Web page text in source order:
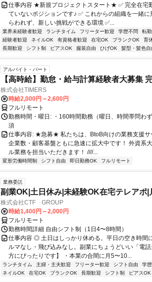
仕事内容 ★新規プロジェクトスタート★ ✅ 完全在宅
ていないポジションです♪ ✅ これからの組織を一緒に
らわれず、新しい挑戦ができる環境 ✅...
業界未経験者歓迎 ランチタイム フリーター歓迎 学歴不問 転勤
経験者歓迎
ネイルOK 有資格者歓迎 在宅OK ブランクOK 育
長期歓迎
シフト制 ピアスOK 服装自由 ひげOK 髪型・髪色自
アルバイト・パート
【高時給】勤怠・給与計算経験者大募集
株式会社TIMERS
時給2,000円～2,600円
フルリモート
勤務時間・曜日: ・160時間勤務（曜日、時間帯問わ
須
仕事内容: ★急募★ 私たちは、BtoB向けの業務支援サ
企業数・顧客基盤ともに急速に拡大中です！ 外資系
ル業務を担当いただきます！ ////...
変形労働時間制 シフト自由 即日勤務OK フルリモート
業務委託
副業OK|土日休み|未経験OK在宅テレアポ|
株式会社CTF GROUP
時給1,400円～2,000円
フルリモート
勤務時間詳細 自由シフト制（1日4〜8時間）
仕事内容 ◎ 土日はしっかり休める。平日の空き時間
ルマなし・飛び込みなし。副業にちょうどいい「電
方にぴったりです】 ・本業の合間に月5〜10...
ランチタイム 主婦・主夫歓迎 フリーター歓迎 シフト自由 学
ネイルOK
在宅OK ブランクOK 長期歓迎 シフト制 ピアスOK